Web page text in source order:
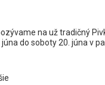
na už tradičný
do soboty 20. júna v